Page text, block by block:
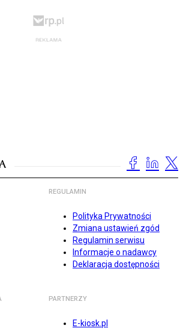
REGULAMIN
Polityka Prywatności
Zmiana ustawień zgód
Regulamin serwisu
Informacje o nadawcy
Deklaracja dostępności
PARTNERZY
E-kiosk.pl